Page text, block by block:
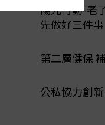
陽光行動-老
先做好三件事
第二層健保
公私協力創